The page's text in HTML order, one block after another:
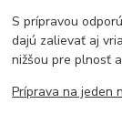
S prípravou
dajú zalievať aj
nižšou pre plnosť
Príprava na jeden